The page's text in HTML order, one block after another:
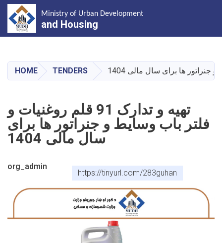
main
content
Ministry of Urban Development
and Housing
HOME TENDERS
تهیه و تدارک 91 قلم روغنیات و
فلتر باب وسایط و جنراتور ها برای
سال مالی 1404
org_admin
https://tinyurl.com/283guhan